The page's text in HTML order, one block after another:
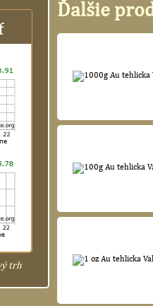
trh
Ďalšie